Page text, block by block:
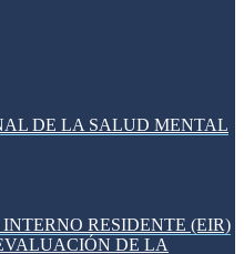
DE LA SALUD MENTAL
RESIDENTE (EIR)
DE LA